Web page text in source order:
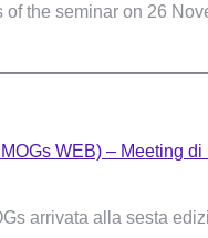
the seminar on 26
WEB) – Meeting di
arrivata alla sesta